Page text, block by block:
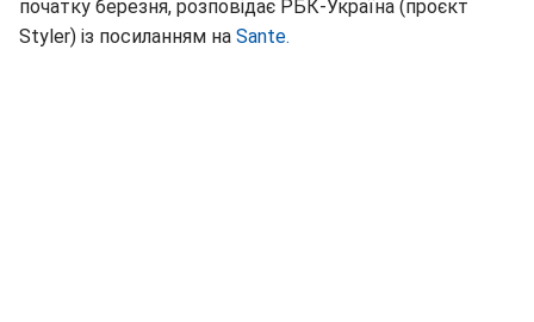
початку березня, розповідає РБК-Україна (проєкт
Styler) із посиланням на Sante.